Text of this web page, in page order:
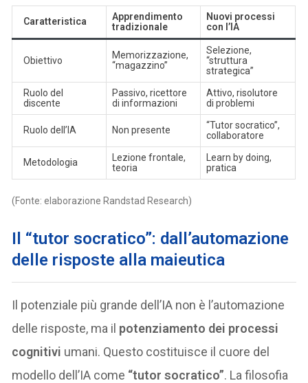
Caratteristica
Apprendimento
tradizionale
Nuovi processi
con l’IA
Obiettivo
Memorizzazione,
“magazzino”
Selezione,
“struttura
strategica”
Ruolo del
discente
Passivo, ricettore
di informazioni
Attivo, risolutore
di problemi
Ruolo dell’IA Non presente
“Tutor socratico”,
collaboratore
Metodologia
Lezione frontale,
teoria
Learn by doing,
pratica
(Fonte: elaborazione Randstad Research)
Il “tutor socratico”: dall’automazione
delle risposte alla maieutica
Il potenziale più grande dell’IA non è l’automazione
delle risposte, ma il potenziamento dei processi
cognitivi umani. Questo costituisce il cuore del
modello dell’IA come “tutor socratico”. La filosofia